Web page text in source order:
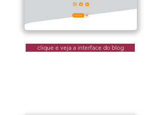
clique e veja a interface do blog